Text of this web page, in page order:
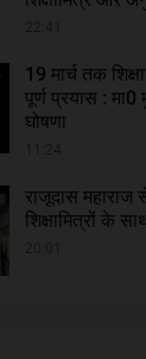
19 मार्च तक
पूर्ण प्रयास : मा0
घोषणा
राजूदास महाराज
शिक्षामित्रों के